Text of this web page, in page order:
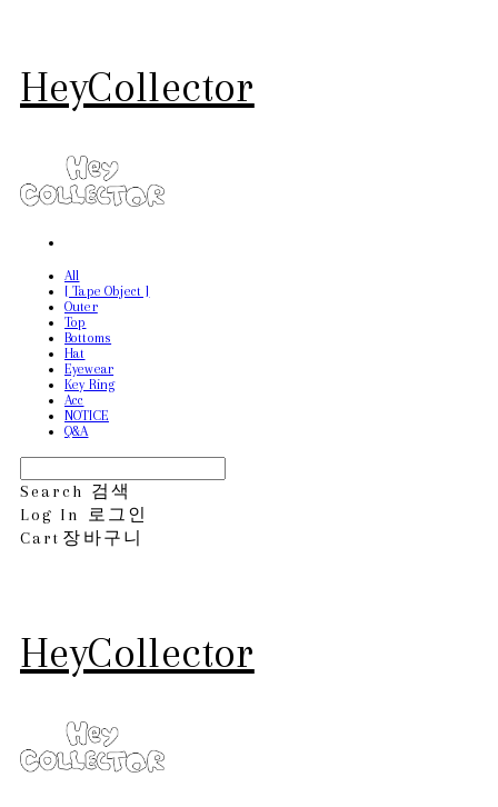
HeyCollector
All
[ Tape Object ]
Outer
Top
Bottoms
Hat
Eyewear
Key Ring
Acc
NOTICE
Q&A
Search 검색
Log In
로그인
Cart 장바구니
HeyCollector